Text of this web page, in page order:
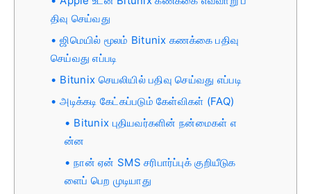
திவு செய்வது
ஜிமெயில் மூலம் Bitunix கணக்கை பதிவு
செய்வது எப்படி
Bitunix செயலியில் பதிவு செய்வது எப்படி
அடிக்கடி கேட்கப்படும் கேள்விகள் (FAQ)
Bitunix புதியவர்களின் நன்மைகள் எ
ன்ன
நான் ஏன் SMS சரிபார்ப்புக் குறியீடுக
ளைப் பெற முடியாது